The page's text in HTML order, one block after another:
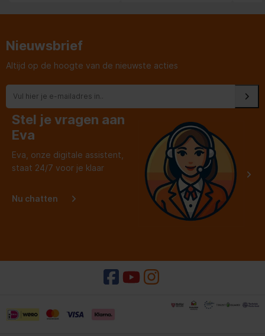
van boven gehaald om
jongeman.
deze
Nieuwsbrief
Altijd op de hoogte van de nieuwste acties
Stel je vragen aan
Eva
Eva, onze digitale assistent,
staat 24/7 voor je klaar
Nu chatten